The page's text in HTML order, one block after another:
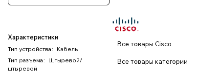
Характеристики
Тип устройства : Кабель
Тип разъема : Штыревой/
штыревой
Все товары Cisco
Все товары категории